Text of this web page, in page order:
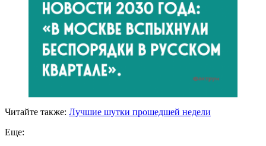
Читайте также: Лучшие шутки прошедшей недели
Еще: